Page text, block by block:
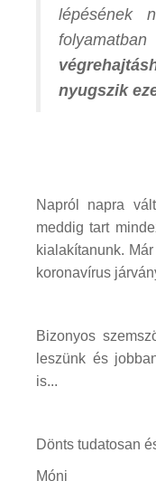
lépésének
nyugszik
Napról napra
meddig tart
kialakítanunk.
koronavírus
Bizonyos
leszünk és
is...
Dönts tudatosan
Móni